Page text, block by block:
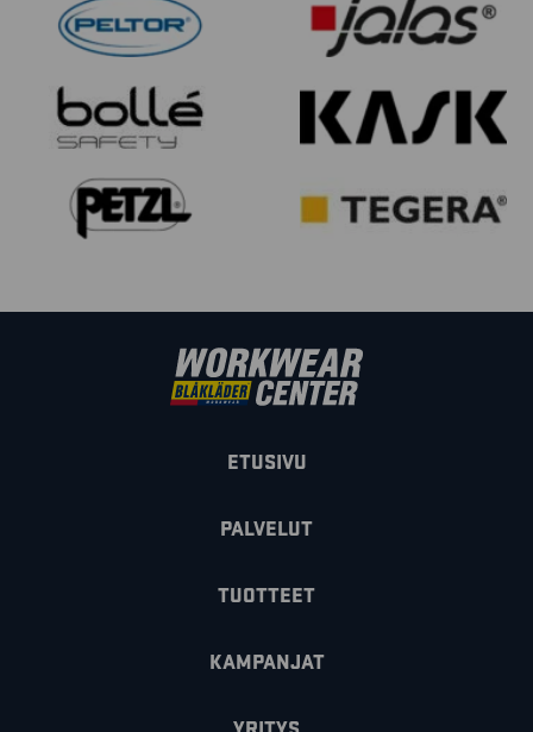
ETUSIVU
PALVELUT
TUOTTEET
KAMPANJAT